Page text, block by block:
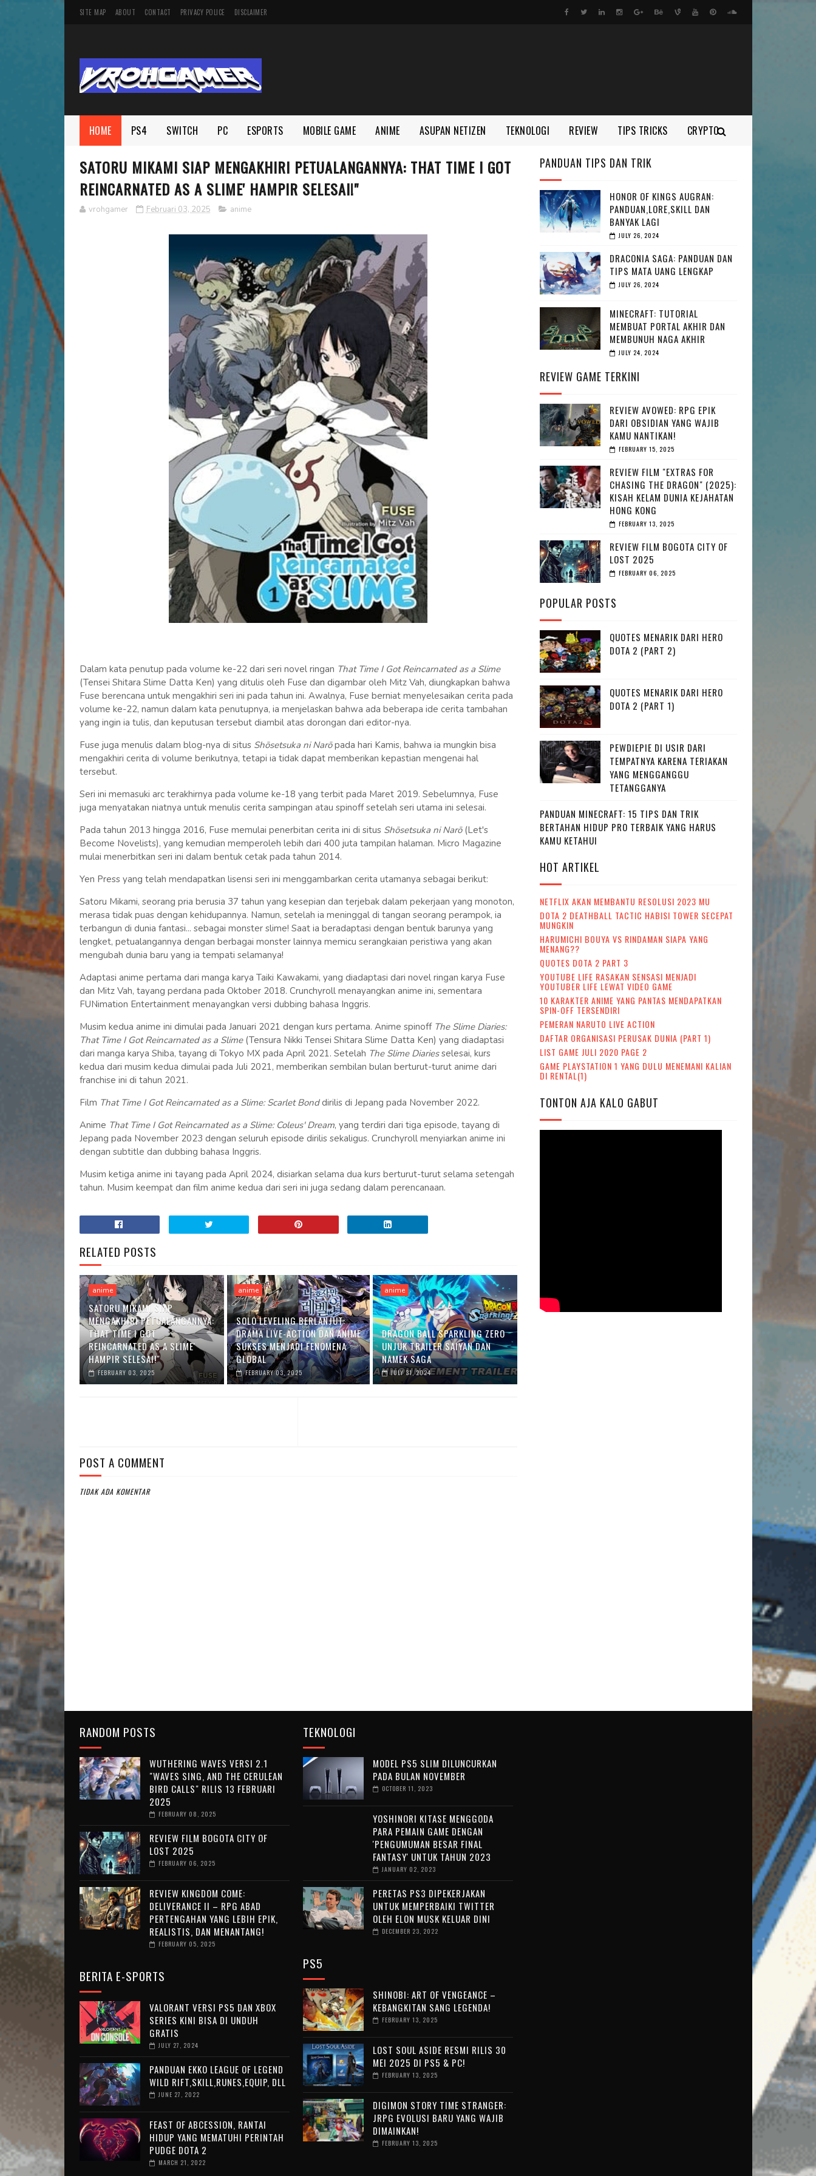
SITE MAP ABOUT CONTACT PRIVACY POLICE DISCLAIMER
HOME PS4 SWITCH PC ESPORTS MOBILE GAME ANIME ASUPAN NETIZEN TEKNOLOGI REVIEW TIPS TRICKS CRYPTO
SATORU MIKAMI SIAP MENGAKHIRI PETUALANGANNYA: THAT TIME I GOT
REINCARNATED AS A SLIME' HAMPIR SELESAI!"
vrohgamer Februari 03, 2025 anime
Dalam kata penutup pada volume ke-22 dari seri novel ringan That Time I Got Reincarnated as a Slime
(Tensei Shitara Slime Datta Ken) yang ditulis oleh Fuse dan digambar oleh Mitz Vah, diungkapkan bahwa
Fuse berencana untuk mengakhiri seri ini pada tahun ini. Awalnya, Fuse berniat menyelesaikan cerita pada
volume ke-22, namun dalam kata penutupnya, ia menjelaskan bahwa ada beberapa ide cerita tambahan
yang ingin ia tulis, dan keputusan tersebut diambil atas dorongan dari editor-nya.
Fuse juga menulis dalam blog-nya di situs Shōsetsuka ni Narōpada hari Kamis, bahwa ia mungkin bisa
mengakhiri cerita di volume berikutnya, tetapi ia tidak dapat memberikan kepastian mengenai hal
tersebut.
Seri ini memasuki arc terakhirnya pada volume ke-18 yang terbit pada Maret 2019. Sebelumnya, Fuse
juga menyatakan niatnya untuk menulis cerita sampingan atau spinoff setelah seri utama ini selesai.
Pada tahun 2013 hingga 2016, Fuse memulai penerbitan cerita ini di situs Shōsetsuka ni Narō(Let's
Become Novelists), yang kemudian memperoleh lebih dari 400 juta tampilan halaman. Micro Magazine
mulai menerbitkan seri ini dalam bentuk cetak pada tahun 2014.
Yen Press yang telah mendapatkan lisensi seri ini menggambarkan cerita utamanya sebagai berikut:
Satoru Mikami, seorang pria berusia 37 tahun yang kesepian dan terjebak dalam pekerjaan yang monoton,
merasa tidak puas dengan kehidupannya. Namun, setelah ia meninggal di tangan seorang perampok, ia
terbangun di dunia fantasi... sebagai monster slime! Saat ia beradaptasi dengan bentuk barunya yang
lengket, petualangannya dengan berbagai monster lainnya memicu serangkaian peristiwa yang akan
mengubah dunia baru yang ia tempati selamanya!
Adaptasi anime pertama dari manga karya Taiki Kawakami, yang diadaptasi dari novel ringan karya Fuse
dan Mitz Vah, tayang perdana pada Oktober 2018. Crunchyroll menayangkan anime ini, sementara
FUNimation Entertainment menayangkan versi dubbing bahasa Inggris.
Musim kedua anime ini dimulai pada Januari 2021 dengan kurs pertama. Anime spinoff The Slime Diaries:
That Time I Got Reincarnated as a Slime(Tensura Nikki Tensei Shitara Slime Datta Ken) yang diadaptasi
dari manga karya Shiba, tayang di Tokyo MX pada April 2021. Setelah The Slime Diariesselesai, kurs
kedua dari musim kedua dimulai pada Juli 2021, memberikan sembilan bulan berturut-turut anime dari
franchise ini di tahun 2021.
Film That Time I Got Reincarnated as a Slime: Scarlet Bonddirilis di Jepang pada November 2022.
Anime That Time I Got Reincarnated as a Slime: Coleus' Dream, yang terdiri dari tiga episode, tayang di
Jepang pada November 2023 dengan seluruh episode dirilis sekaligus. Crunchyroll menyiarkan anime ini
dengan subtitle dan dubbing bahasa Inggris.
Musim ketiga anime ini tayang pada April 2024, disiarkan selama dua kurs berturut-turut selama setengah
tahun. Musim keempat dan film anime kedua dari seri ini juga sedang dalam perencanaan.
RELATED POSTS
anime
SATORU MIKAMI SIAP
MENGAKHIRI PETUALANGANNYA:
THAT TIME I GOT
REINCARNATED AS A SLIME'
HAMPIR SELESAI!"
FEBRUARY 03, 2025
anime
SOLO LEVELING BERLANJUT:
DRAMA LIVE-ACTION DAN ANIME
SUKSES MENJADI FENOMENA
GLOBAL
FEBRUARY 03, 2025
anime
DRAGON BALL SPARKLING ZERO
UNJUK TRAILER SAIYAN DAN
NAMEK SAGA
JULY 31, 2024
POST A COMMENT
TIDAK ADA KOMENTAR
PANDUAN TIPS DAN TRIK
HONOR OF KINGS AUGRAN:
PANDUAN,LORE,SKILL DAN
BANYAK LAGI
JULY 26, 2024
DRACONIA SAGA: PANDUAN DAN
TIPS MATA UANG LENGKAP
JULY 26, 2024
MINECRAFT: TUTORIAL
MEMBUAT PORTAL AKHIR DAN
MEMBUNUH NAGA AKHIR
JULY 24, 2024
REVIEW GAME TERKINI
REVIEW AVOWED: RPG EPIK
DARI OBSIDIAN YANG WAJIB
KAMU NANTIKAN!
FEBRUARY 15, 2025
REVIEW FILM "EXTRAS FOR
CHASING THE DRAGON" (2025):
KISAH KELAM DUNIA KEJAHATAN
HONG KONG
FEBRUARY 13, 2025
REVIEW FILM BOGOTA CITY OF
LOST 2025
FEBRUARY 06, 2025
POPULAR POSTS
QUOTES MENARIK DARI HERO
DOTA 2 (PART 2)
QUOTES MENARIK DARI HERO
DOTA 2 (PART 1)
PEWDIEPIE DI USIR DARI
TEMPATNYA KARENA TERIAKAN
YANG MENGGANGGU
TETANGGANYA
PANDUAN MINECRAFT: 15 TIPS DAN TRIK
BERTAHAN HIDUP PRO TERBAIK YANG HARUS
KAMU KETAHUI
HOT ARTIKEL
NETFLIX AKAN MEMBANTU RESOLUSI 2023 MU
DOTA 2 DEATHBALL TACTIC HABISI TOWER SECEPAT
MUNGKIN
HARUMICHI BOUYA VS RINDAMAN SIAPA YANG
MENANG??
QUOTES DOTA 2 PART 3
YOUTUBE LIFE RASAKAN SENSASI MENJADI
YOUTUBER LIFE LEWAT VIDEO GAME
10 KARAKTER ANIME YANG PANTAS MENDAPATKAN
SPIN-OFF TERSENDIRI
PEMERAN NARUTO LIVE ACTION
DAFTAR ORGANISASI PERUSAK DUNIA (PART 1)
LIST GAME JULI 2020 PAGE 2
GAME PLAYSTATION 1 YANG DULU MENEMANI KALIAN
DI RENTAL(1)
TONTON AJA KALO GABUT
RANDOM POSTS
WUTHERING WAVES VERSI 2.1
"WAVES SING, AND THE CERULEAN
BIRD CALLS" RILIS 13 FEBRUARI
2025
FEBRUARY 08, 2025
REVIEW FILM BOGOTA CITY OF
LOST 2025
FEBRUARY 06, 2025
REVIEW KINGDOM COME:
DELIVERANCE II – RPG ABAD
PERTENGAHAN YANG LEBIH EPIK,
REALISTIS, DAN MENANTANG!
FEBRUARY 05, 2025
BERITA E-SPORTS
VALORANT VERSI PS5 DAN XBOX
SERIES KINI BISA DI UNDUH
GRATIS
JULY 27, 2024
PANDUAN EKKO LEAGUE OF LEGEND
WILD RIFT,SKILL,RUNES,EQUIP, DLL
JUNE 27, 2022
FEAST OF ABCESSION, RANTAI
HIDUP YANG MEMATUHI PERINTAH
PUDGE DOTA 2
MARCH 21, 2022
TEKNOLOGI
MODEL PS5 SLIM DILUNCURKAN
PADA BULAN NOVEMBER
OCTOBER 11, 2023
YOSHINORI KITASE MENGGODA
PARA PEMAIN GAME DENGAN
'PENGUMUMAN BESAR FINAL
FANTASY' UNTUK TAHUN 2023
JANUARY 02, 2023
PERETAS PS3 DIPEKERJAKAN
UNTUK MEMPERBAIKI TWITTER
OLEH ELON MUSK KELUAR DINI
DECEMBER 23, 2022
PS5
SHINOBI: ART OF VENGEANCE –
KEBANGKITAN SANG LEGENDA!
FEBRUARY 13, 2025
LOST SOUL ASIDE RESMI RILIS 30
MEI 2025 DI PS5 & PC!
FEBRUARY 13, 2025
DIGIMON STORY TIME STRANGER:
JRPG EVOLUSI BARU YANG WAJIB
DIMAINKAN!
FEBRUARY 13, 2025